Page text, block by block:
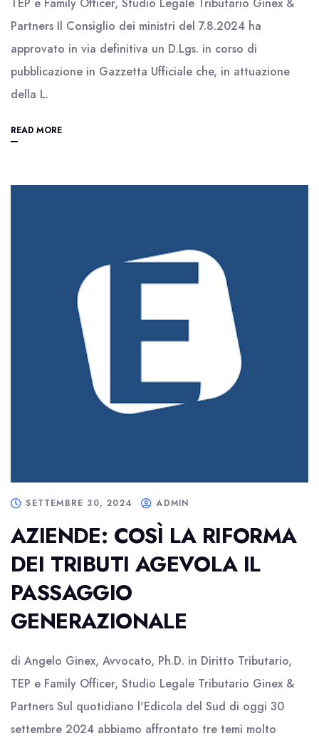
Partners Il Consiglio dei ministri del 7.8.2024 ha
approvato in via definitiva un D.Lgs. in corso di
pubblicazione in Gazzetta Ufficiale che, in attuazione
della L.
READ MORE
SETTEMBRE 30, 2024 ADMIN
AZIENDE: COSÌ LA RIFORMA
DEI TRIBUTI AGEVOLA IL
PASSAGGIO
GENERAZIONALE
di Angelo Ginex, Avvocato, Ph.D. in Diritto Tributario,
TEP e Family Officer, Studio Legale Tributario Ginex &
Partners Sul quotidiano l'Edicola del Sud di oggi 30
settembre 2024 abbiamo affrontato tre temi molto